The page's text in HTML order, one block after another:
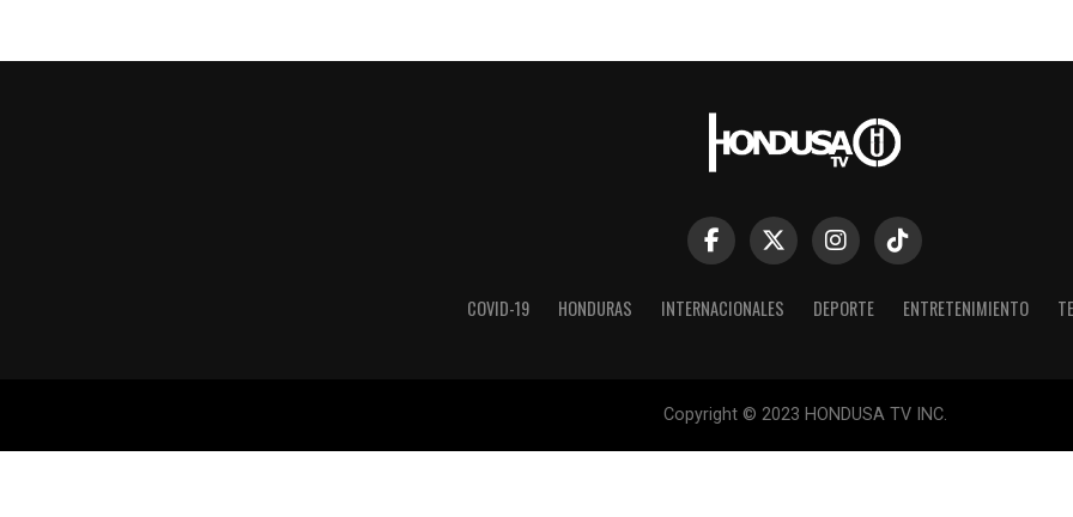
COVID-19 HONDURAS INTERNACIONALES DEPORTE ENTRETENIMIENTO
Copyright © 2023 HONDUSA TV INC.